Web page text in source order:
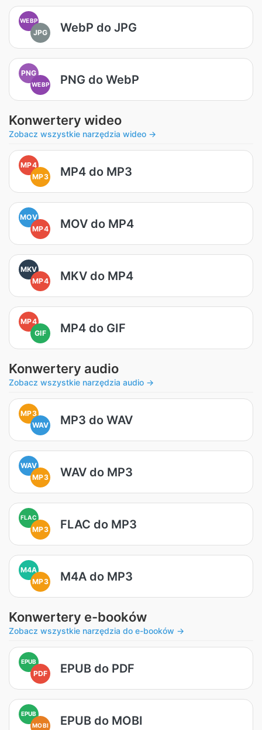
WEBP
JPG WebP do JPG
PNG
WEBP PNG do WebP
Konwertery wideo
Zobacz wszystkie narzędzia wideo →
MP4
MP3
MP4 do MP3
MOV
MP4
MOV do MP4
MKV
MP4
MKV do MP4
MP4
GIF
MP4 do GIF
Konwertery audio
Zobacz wszystkie narzędzia audio →
MP3
WAV
MP3 do WAV
WAV
MP3
WAV do MP3
FLAC
MP3 FLAC do MP3
M4A
MP3
M4A do MP3
Konwertery e-booków
Zobacz wszystkie narzędzia do e-booków →
EPUB
PDF EPUB do PDF
EPUB
MOBI
EPUB do MOBI